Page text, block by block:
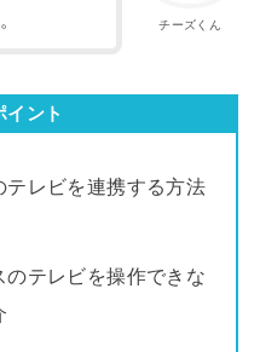
チーズくん
イント
レビを連携する方法
テレビを操作できな